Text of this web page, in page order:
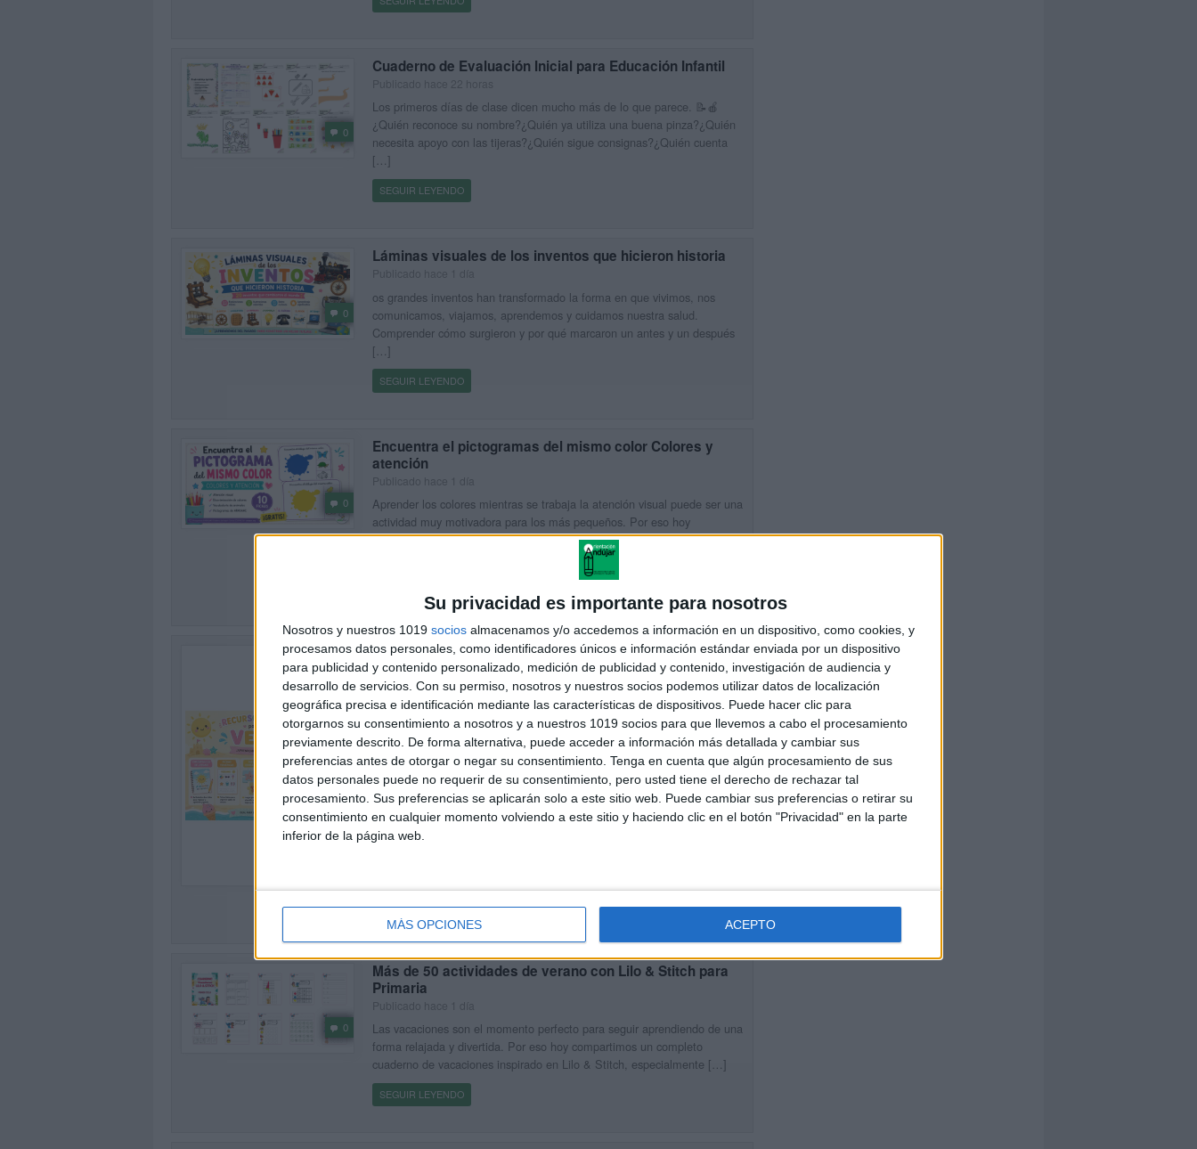
Su privacidad es importante para nosotros
Nosotros y nuestros 1019 socios almacenamos y/o accedemos a información en un dispositivo, como cookies, y
procesamos datos personales, como identificadores únicos e información estándar enviada por un dispositivo
para publicidad y contenido personalizado, medición de publicidad y contenido, investigación de audiencia y
desarrollo de servicios. Con su permiso, nosotros y nuestros socios podemos utilizar datos de localización
geográfica precisa e identificación mediante las características de dispositivos. Puede hacer clic para
otorgarnos su consentimiento a nosotros y a nuestros 1019 socios para que llevemos a cabo el procesamiento
previamente descrito. De forma alternativa, puede acceder a información más detallada y cambiar sus
preferencias antes de otorgar o negar su consentimiento. Tenga en cuenta que algún procesamiento de sus
datos personales puede no requerir de su consentimiento, pero usted tiene el derecho de rechazar tal
procesamiento. Sus preferencias se aplicarán solo a este sitio web. Puede cambiar sus preferencias o retirar su
consentimiento en cualquier momento volviendo a este sitio y haciendo clic en el botón "Privacidad" en la parte
inferior de la página web.
MÁS OPCIONES ACEPTO
0
Cuaderno de Evaluación Inicial para Educación Infantil
Los primeros días de clase dicen mucho más de lo que parece. 📝🍎
¿Quién reconoce su nombre?¿Quién ya utiliza una buena pinza?¿Quién
necesita apoyo con las tijeras?¿Quién sigue consignas?¿Quién cuenta
[…]
SEGUIR LEYENDO
0
Láminas visuales de los inventos que hicieron historia
os grandes inventos han transformado la forma en que vivimos, nos
comunicamos, viajamos, aprendemos y cuidamos nuestra salud.
Comprender cómo surgieron y por qué marcaron un antes y un después
[…]
SEGUIR LEYENDO
0
Encuentra el pictogramas del mismo color Colores y
atención
Publicado hace 1 día
Aprender los colores mientras se trabaja la atención visual puede ser una
actividad muy motivadora para los más pequeños. Por eso hoy
compartimos este cuaderno de actividades con pictogramas, diseñado
Conjunto de actividades divertidas muy veraniegas
Publicado hace 1 día
¿Buscas un recurso completo para que los peques aprendan y se
diviertan durante las vacaciones? 🌴☀️ Este cuadernillo de actividades de
verano está diseñado para que niños y niñas de […]
SEGUIR LEYENDO
0
Más de 50 actividades de verano con Lilo & Stitch para
Primaria
Publicado hace 1 día
Las vacaciones son el momento perfecto para seguir aprendiendo de una
forma relajada y divertida. Por eso hoy compartimos un completo
cuaderno de vacaciones inspirado en Lilo & Stitch, especialmente […]
SEGUIR LEYENDO